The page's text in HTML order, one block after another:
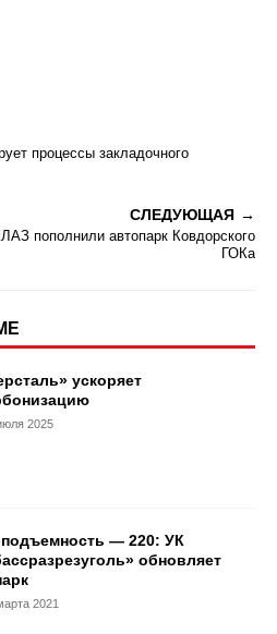
процессы закладочного
СЛЕДУЮЩАЯ
пополнили автопарк Ковдорского
ГОКа
ускоряет
2025
— 220: УК
обновляет
2021